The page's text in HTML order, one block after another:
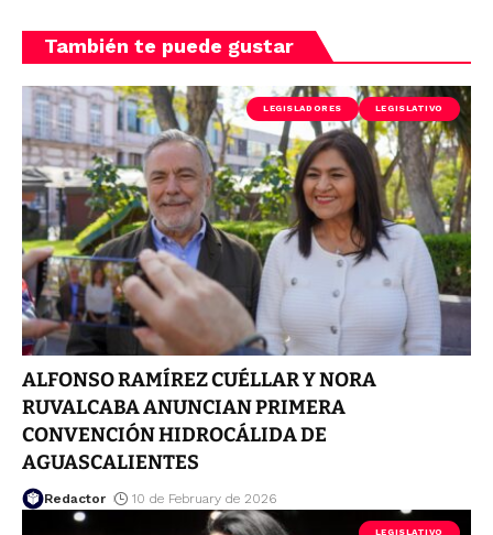
También te puede gustar
LEGISLADORES LEGISLATIVO
ALFONSO RAMÍREZ CUÉLLAR Y NORA
RUVALCABA ANUNCIAN PRIMERA
CONVENCIÓN HIDROCÁLIDA DE
AGUASCALIENTES
Redactor 10 de February de 2026
LEGISLATIVO